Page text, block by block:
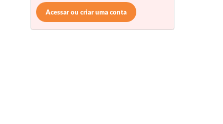
Acessar ou criar uma conta